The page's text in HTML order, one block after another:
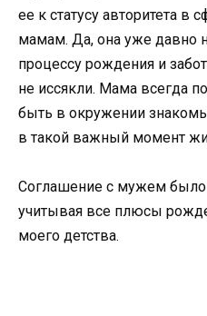
ее к статусу авторитета в
мамам. Да, она уже давно
процессу рождения и
не иссякли. Мама всегда
быть в окружении
в такой важный момент
Соглашение с мужем
учитывая все плюсы
моего детства.